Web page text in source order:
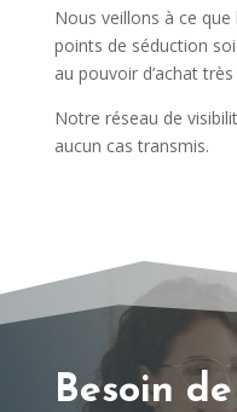
Nous veillons à ce
points de séduction
au pouvoir d’achat
Notre réseau de
aucun cas transmis.
Besoin